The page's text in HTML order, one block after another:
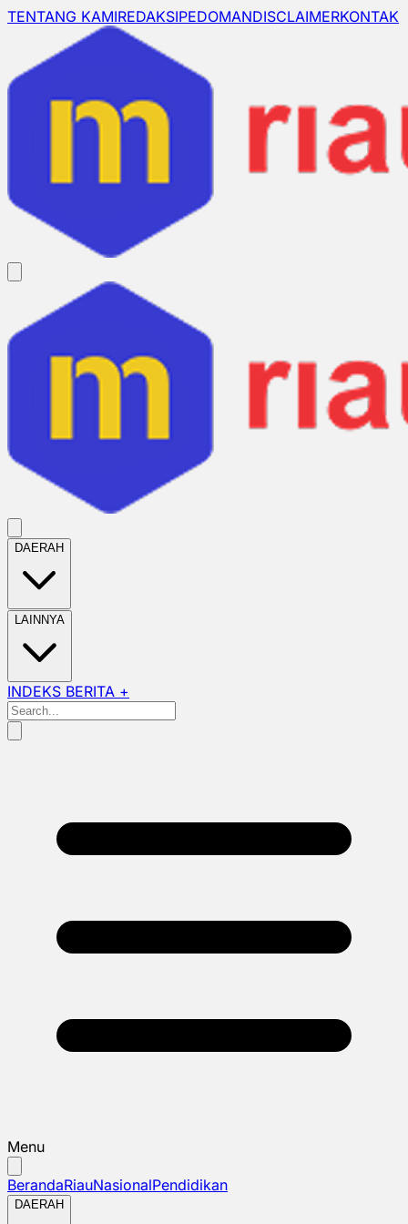
TENTANG KAMIREDAKSIPEDOMANDISCLAIMERKONTAK
DAERAH
LAINNYA
INDEKS BERITA +
Menu
BerandaRiauNasionalPendidikan
DAERAH